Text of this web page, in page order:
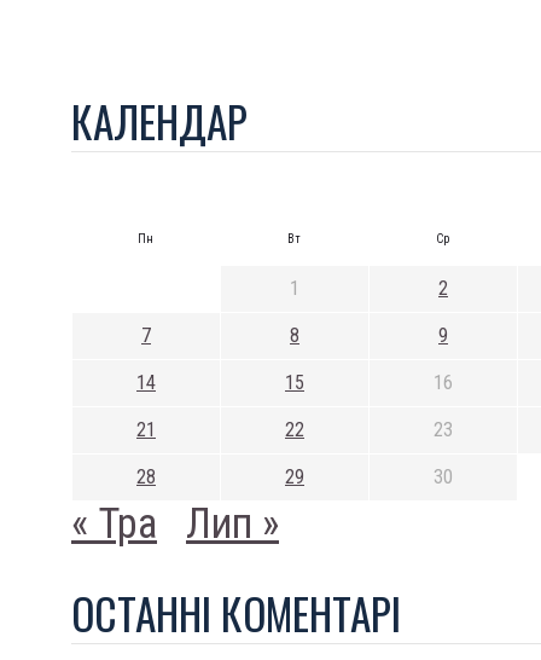
КАЛЕНДАР
Пн Вт Ср
1 2
7 8 9
14 15 16
21 22 23
28 29 30
« Тра Лип »
ОСТАННI КОМЕНТАРI